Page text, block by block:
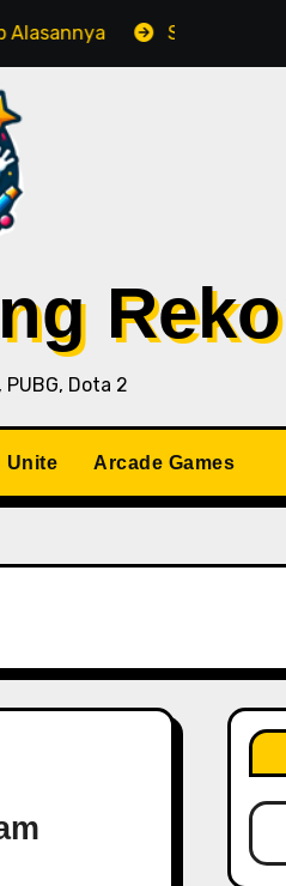
Studio Pengembang
Dota 2
Unite Arcade Games